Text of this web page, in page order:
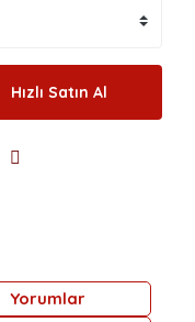
Hızlı Satın Al
Yorumlar